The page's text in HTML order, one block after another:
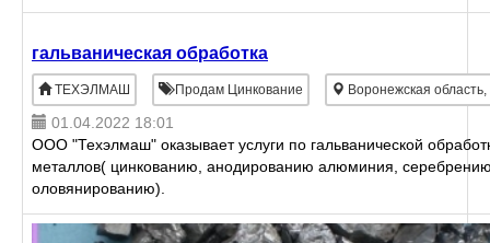
гальваническая обработка
ТЕХЭЛМАШ Продам Цинкование Воронежская
01.04.2022 18:01
ООО "Техэлмаш" оказывает услуги по гальванической
металлов( цинкованию, анодированию алюминия,
оловянированию).